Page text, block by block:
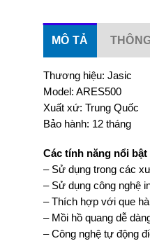
MÔ TẢ
Thương hiệu: Jasic
Model: ARES500
Xuất xứ: Trung Quốc
Bảo hành: 12 tháng
Các tính năng nổi bật
– Sử dụng trong các
– Sử dụng công nghệ
– Thích hợp với que
– Mồi hồ quang dễ
– Công nghệ tự động